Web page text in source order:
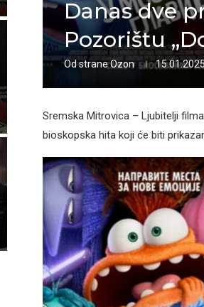
Danas dve
Pozorištu
Od straneOzon
Sremska Mitrovica – Ljubitelji
bioskopska hita koji će biti